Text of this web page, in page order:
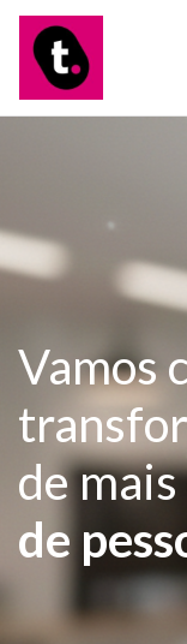
Vamos
de mais
de